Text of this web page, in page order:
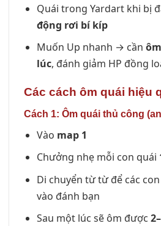
Quái trong Yardart khi bị
động rơi bí kíp
Muốn Up nhanh → cần
lúc, đánh giảm HP đồng
Các cách ôm quái hiệu
Cách 1: Ôm quái thủ công
Vào map 1
Chưởng nhẹ mỗi con quái
Di chuyển từ từ để các
vào đánh bạn
Sau một lúc sẽ ôm được